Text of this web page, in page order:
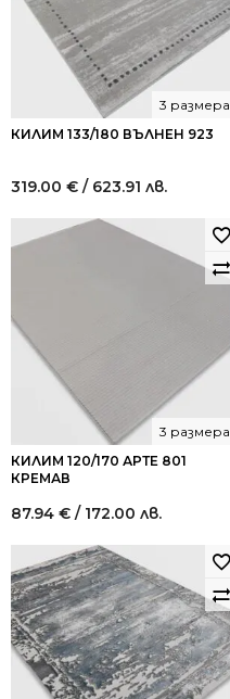
КИЛИМ 133/180 ВЪЛНЕН 923
3 размера
319.00 € / 623.91 лв.
КИЛИМ 120/170 АРТЕ 801
КРЕМАВ
3 размера
87.94 € / 172.00 лв.